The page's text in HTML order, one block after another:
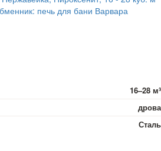
печь для бани Варвара
16–28 м³
дрова
Сталь